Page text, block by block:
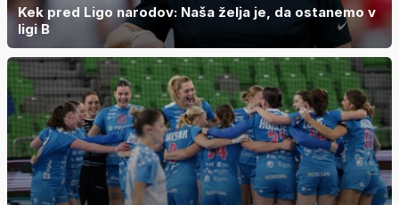
Kek pred Ligo narodov: Naša želja je, da ostanemo v
ligi B